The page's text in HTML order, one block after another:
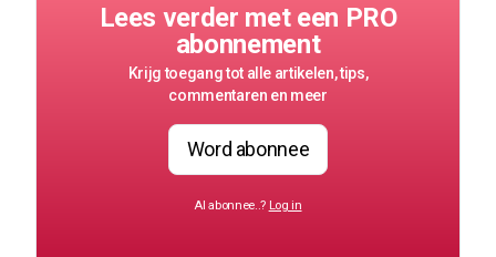
Lees verder met een PRO
abonnement
Krijg toegang tot alle artikelen, tips,
commentaren en meer
Word abonnee
Al abonnee..? Log in